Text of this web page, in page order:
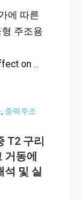
에 따른
주조용
on ...
, 중력주조
T2 구리
거동에
석 및 실